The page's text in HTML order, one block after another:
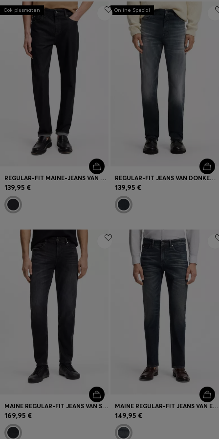
Ook plusmaten
REGULAR-FIT MAINE-JEANS VAN COMFORTABEL BLAUW STRETCHDENIM
139,95 €
Online Special
REGULAR-FIT JEANS VAN DONKERBLAUW SUPERSTRETCHDENIM
139,95 €
MAINE REGULAR-FIT JEANS VAN SUPERZACHT, ZWART ITALIAANS DENIM
169,95 €
MAINE REGULAR-FIT JEANS VAN EEN INDIGO KATOENMIX MET STRETCH
149,95 €